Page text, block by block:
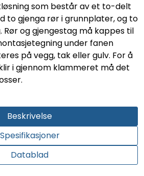
Beskrivelse
Spesifikasjoner
Datablad
som består av et to-delt
to gjenga rør i grunnplater, og to
Rør og gjengestag må kappes til
under fanen
på vegg, tak eller gulv. For å
i gjennom klammeret må det